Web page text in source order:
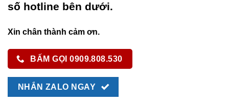
số hotline bên dưới.
Xin chân thành cảm ơn.
BẤM GỌI 0909.808.530
NHẮN ZALO NGAY